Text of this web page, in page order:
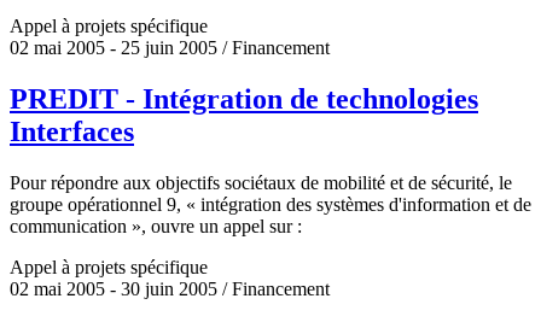
Appel à projets spécifique
02 mai 2005 - 25 juin 2005 / Financement
PREDIT - Intégration de technologies
Interfaces
Pour répondre aux objectifs sociétaux de mobilité et de sécurité, le
groupe opérationnel 9, « intégration des systèmes d'information et de
communication », ouvre un appel sur :
Appel à projets spécifique
02 mai 2005 - 30 juin 2005 / Financement